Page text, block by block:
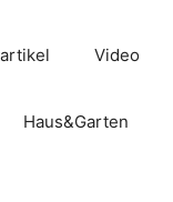
Video
Haus&Garten